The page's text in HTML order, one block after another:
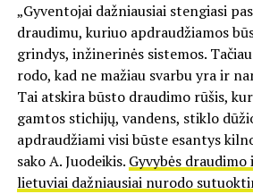
„Gyventojai dažniausiai stengiasi
draudimu, kuriuo apdraudžiamos
grindys, inžinerinės sistemos.
rodo, kad ne mažiau svarbu yra ir
Tai atskira būsto draudimo rūšis,
gamtos stichijų, vandens, stiklo
apdraudžiami visi būste esantys
sako A. Juodeikis. Gyvybės draudimo
lietuviai dažniausiai nurodo